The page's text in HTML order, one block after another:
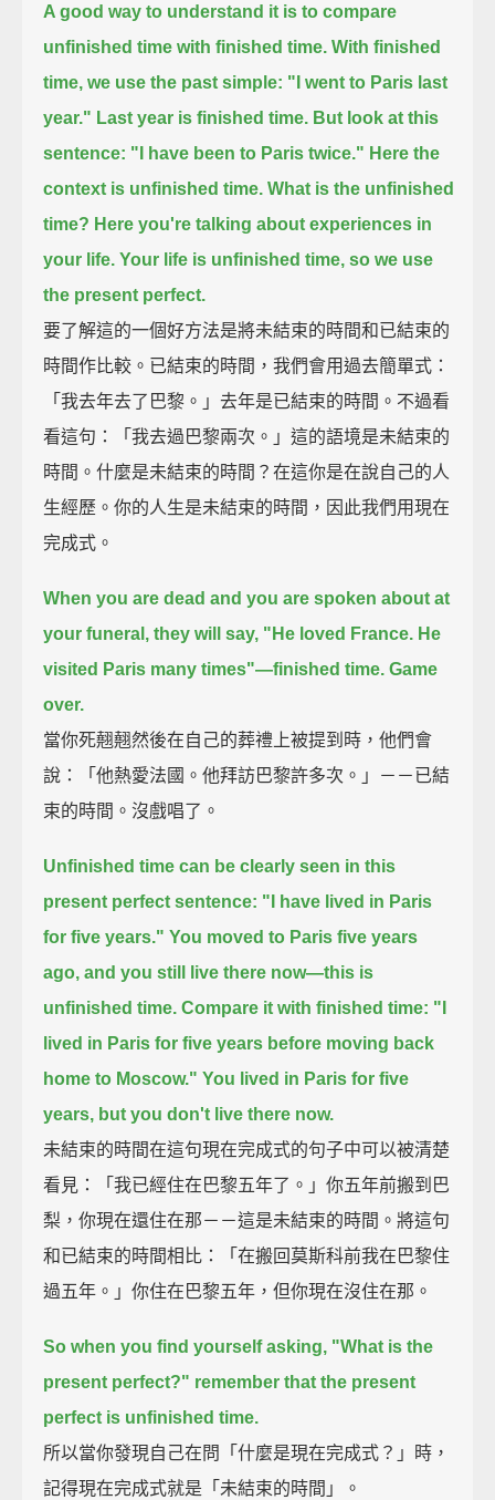
A good way to understand it is to compare
unfinished time with finished time. With finished
time, we use the past simple: "I went to Paris last
year." Last year is finished time. But look at this
sentence: "I have been to Paris twice." Here the
context is unfinished time. What is the unfinished
time? Here you're talking about experiences in
your life. Your life is unfinished time, so we use
the present perfect.
要了解這的一個好方法是將未結束的時間和已結束的
時間作比較。已結束的時間，我們會用過去簡單式：
「我去年去了巴黎。」去年是已結束的時間。不過看
看這句：「我去過巴黎兩次。」這的語境是未結束的
時間。什麼是未結束的時間？在這你是在說自己的人
生經歷。你的人生是未結束的時間，因此我們用現在
完成式。
When you are dead and you are spoken about at
your funeral, they will say, "He loved France. He
visited Paris many times"—finished time. Game
over.
當你死翹翹然後在自己的葬禮上被提到時，他們會
說：「他熱愛法國。他拜訪巴黎許多次。」－－已結
束的時間。沒戲唱了。
Unfinished time can be clearly seen in this
present perfect sentence: "I have lived in Paris
for five years." You moved to Paris five years
ago, and you still live there now—this is
unfinished time. Compare it with finished time: "I
lived in Paris for five years before moving back
home to Moscow." You lived in Paris for five
years, but you don't live there now.
未結束的時間在這句現在完成式的句子中可以被清楚
看見：「我已經住在巴黎五年了。」你五年前搬到巴
梨，你現在還住在那－－這是未結束的時間。將這句
和已結束的時間相比：「在搬回莫斯科前我在巴黎住
過五年。」你住在巴黎五年，但你現在沒住在那。
So when you find yourself asking, "What is the
present perfect?" remember that the present
perfect is unfinished time.
所以當你發現自己在問「什麼是現在完成式？」時，
記得現在完成式就是「未結束的時間」。